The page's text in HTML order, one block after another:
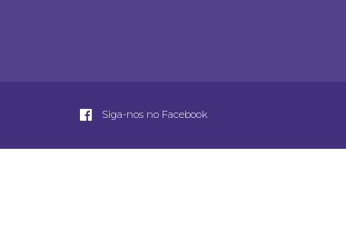
Siga-nos no Facebook